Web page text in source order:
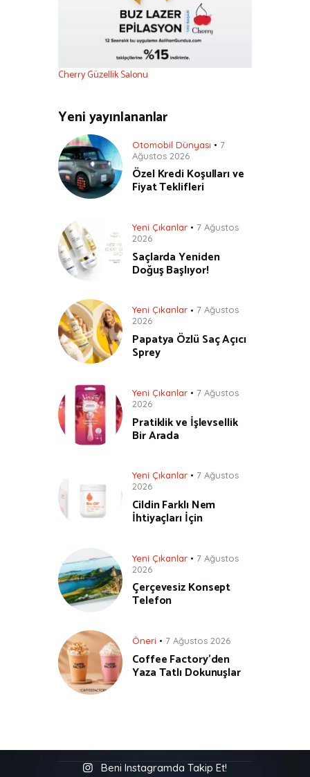
Cherry Güzellik Salonu
Yeni yayınlananlar
Otomobil Dünyası
7
Ağustos 2026
Özel Kredi Koşulları ve
Fiyat Teklifleri
Yeni Çıkanlar
7 Ağustos
2026
Saçlarda Yeniden
Doğuş Başlıyor!
Yeni Çıkanlar
7 Ağustos
2026
Papatya Özlü Saç Açıcı
Sprey
Yeni Çıkanlar
7 Ağustos
2026
Pratiklik ve İşlevsellik
Bir Arada
Yeni Çıkanlar
7 Ağustos
2026
Cildin Farklı Nem
İhtiyaçları İçin
Yeni Çıkanlar
7 Ağustos
2026
Çerçevesiz Konsept
Telefon
Öneri 7 Ağustos 2026
Coffee Factory’den
Yaza Tatlı Dokunuşlar
Beni Instagramda Takip Et!